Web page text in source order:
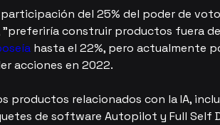
del 25% del poder de
"preferiría construir productos fuera
hasta el 22%, pero actualmente
acciones en 2022.
productos relacionados con la IA,
de software Autopilot y Full Self